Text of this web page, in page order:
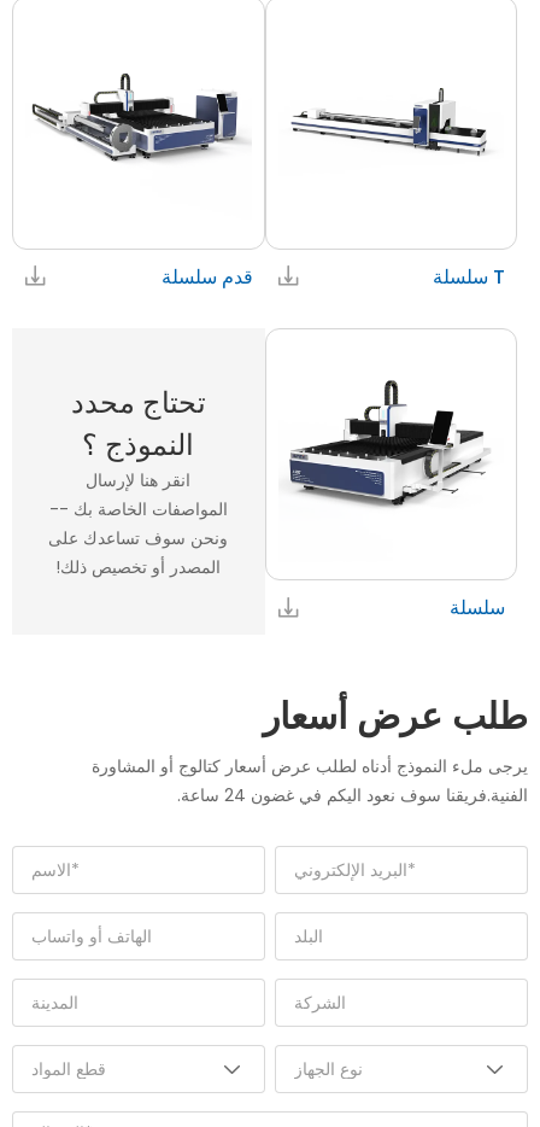
T سلسلة قدم سلسلة
سلسلة
تحتاج محدد
النموذج ؟
انقر هنا لإرسال
المواصفات الخاصة بك --
ونحن سوف تساعدك على
المصدر أو تخصيص ذلك!
طلب عرض أسعار
يرجى ملء النموذج أدناه لطلب عرض أسعار كتالوج أو المشاورة
الفنية.فريقنا سوف نعود اليكم في غضون 24 ساعة.